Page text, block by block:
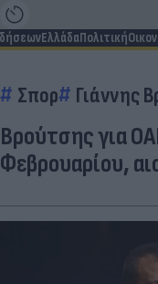
ΕλλάδαΠολιτική
Σπορ Γιάννης
Βρούτσης για
Φεβρουαρίου,